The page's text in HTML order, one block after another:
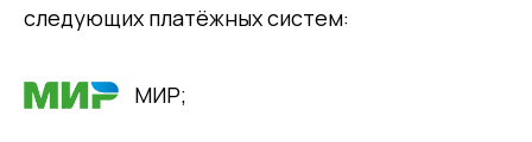
следующих платёжных систем:
МИР;